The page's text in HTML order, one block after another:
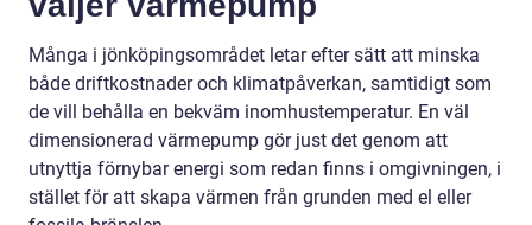
Många i jönköpingsområdet letar efter sätt att minska
både driftkostnader och klimatpåverkan, samtidigt som
de vill behålla en bekväm inomhustemperatur. En väl
dimensionerad värmepump gör just det genom att
utnyttja förnybar energi som redan finns i omgivningen, i
stället för att skapa värmen från grunden med el eller